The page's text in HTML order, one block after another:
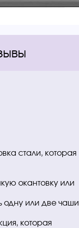
стали, которая
окантовку или
одну или две чаши
которая